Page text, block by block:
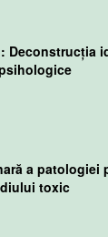
Deconstrucția
a patologiei
toxic